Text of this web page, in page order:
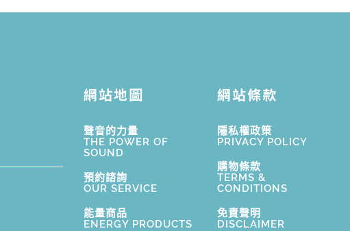
網站地圖
聲音的力量
THE POWER OF
SOUND
預約諮詢
OUR SERVICE
能量商品
ENERGY PRODUCTS
網站條款
隱私權政策
PRIVACY POLICY
購物條款
TERMS &
CONDITIONS
免責聲明
DISCLAIMER